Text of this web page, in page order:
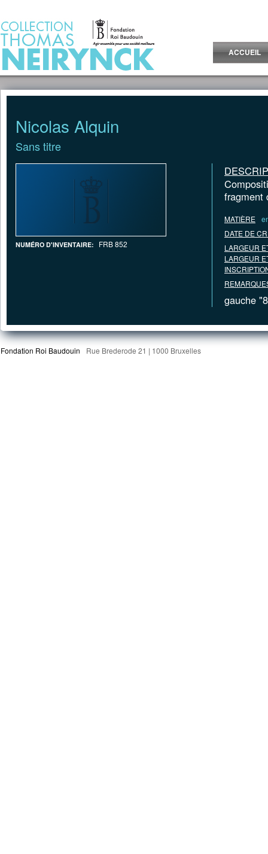
ACCUEIL
Nicolas Alquin
Sans titre
NUMÉRO D'INVENTAIRE: FRB 852
fragment
MATIÈRE
DATE DE
LARGEUR
LARGEUR
gauche
Fondation Roi Baudouin Rue Brederode 21 | 1000 Bruxelles